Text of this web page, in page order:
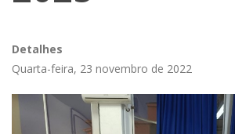
Detalhes
Quarta-feira, 23 novembro de 2022